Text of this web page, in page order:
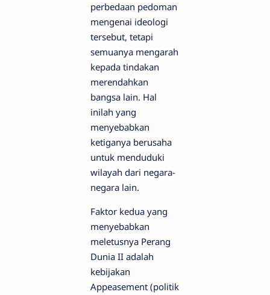
perbedaan pedoman
mengenai ideologi
tersebut, tetapi
semuanya mengarah
kepada tindakan
merendahkan
bangsa lain. Hal
inilah yang
menyebabkan
ketiganya berusaha
untuk menduduki
wilayah dari negara-
negara lain.
Faktor kedua yang
menyebabkan
meletusnya Perang
Dunia II adalah
kebijakan
Appeasement (politik